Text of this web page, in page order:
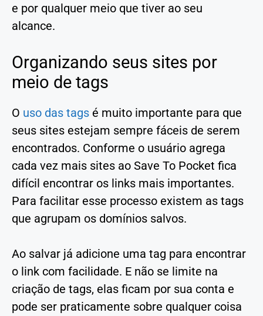
e por qualquer meio que tiver ao seu
alcance.
Organizando seus sites por
meio de tags
O uso das tags é muito importante para que
seus sites estejam sempre fáceis de serem
encontrados. Conforme o usuário agrega
cada vez mais sites ao Save To Pocket fica
difícil encontrar os links mais importantes.
Para facilitar esse processo existem as tags
que agrupam os domínios salvos.
Ao salvar já adicione uma tag para encontrar
o link com facilidade. E não se limite na
criação de tags, elas ficam por sua conta e
pode ser praticamente sobre qualquer coisa